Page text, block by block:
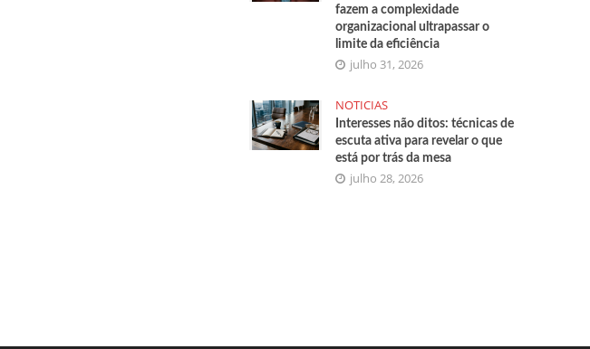
fazem a complexidade
organizacional ultrapassar o
limite da eficiência
julho 31, 2026
NOTICIAS
Interesses não ditos: técnicas de
escuta ativa para revelar o que
está por trás da mesa
julho 28, 2026